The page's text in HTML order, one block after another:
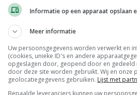
inwoners en andere direct
Informatie op een apparaat opslaan
Meer informatie
Uw persoonsgegevens worden verwerkt en
(cookies, unieke ID's en andere
opgeslagen door, geopend door en
door deze site worden gebruikt. Wij en onze
geolocatiegegevens gebruiken. Lijst met
Bepaalde leveranciers kunnen uw